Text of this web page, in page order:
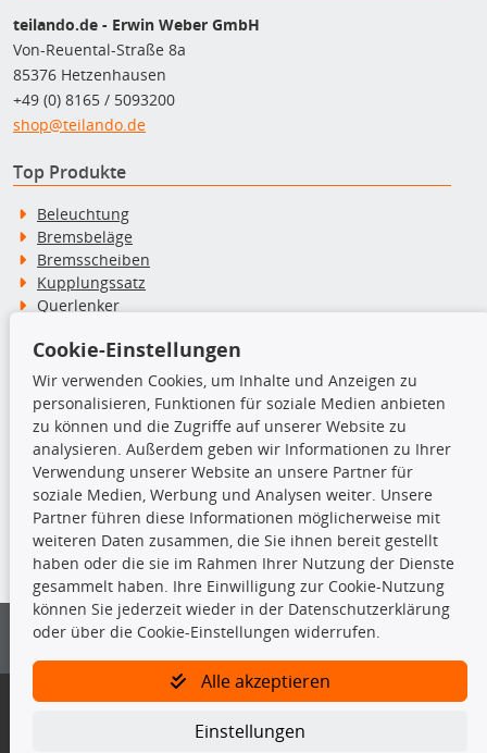
teilando.de - Erwin Weber GmbH
Von-Reuental-Straße 8a
85376 Hetzenhausen
+49 (0) 8165 / 5093200
shop@teilando.de
Top Produkte
Beleuchtung
Bremsbeläge
Bremsscheiben
Kupplungssatz
Querlenker
Stoßdämpfer
TecDoc Inside
Die hier angezeigten Daten insbesondere die gesamte Datenbank dürfen
nicht kopiert werden.
Es ist zu unterlassen, die Daten oder die gesamte Datenbank ohne
vorherige Zustimmung von TecDoc zu vervielfältigen, zu verbreiten
und/oder diese Handlungen durch Dritte ausführen zu lassen. Ein
Bitte prüfen Sie, ob das über unseren Onlineshop identifizierte Ersatzteil
Gegebenenfalls sind ergänzende Informationen notwendig, um
Cookie-Einstellungen
Wir verwenden Cookies, um Inhalte und Anzeigen zu
personalisieren, Funktionen für soziale Medien anbieten
zu können und die Zugriffe auf unserer Website zu
analysieren. Außerdem geben wir Informationen zu Ihrer
Verwendung unserer Website an unsere Partner für
soziale Medien, Werbung und Analysen weiter. Unsere
Partner führen diese Informationen möglicherweise mit
weiteren Daten zusammen, die Sie ihnen bereit gestellt
haben oder die sie im Rahmen Ihrer Nutzung der Dienste
gesammelt haben. Ihre Einwilligung zur Cookie-Nutzung
können Sie jederzeit wieder in der Datenschutzerklärung
oder über die Cookie-Einstellungen widerrufen.
Alle akzeptieren
Einstellungen